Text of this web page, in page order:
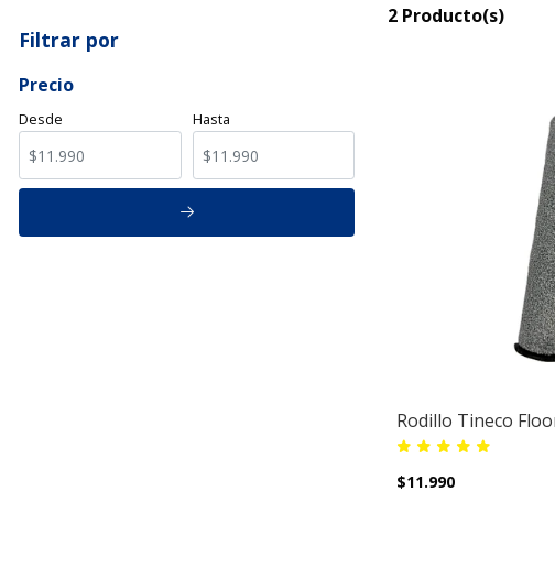
Filtrar por
Precio
Desde Hasta
2 Producto(s)
Rodillo Tineco
$11.990